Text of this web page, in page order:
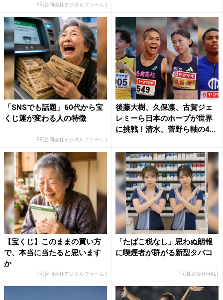
PR(合同会社デジタルファーム )
「SNSでも話題」60代から宝
くじ運が変わる人の特徴
PR(合同会社デジタルファーム )
後藤大樹、久保凛、古賀ジェ
レミーら日本のホープが世界
に挑戦！清水、菅野ら軸の4
【宝くじ】このままの買い方
で、本当に当たると思います
か
PR(合同会社デジタルファーム )
「たばこ税なし」思わぬ朗報
に喫煙者が群がる新型タバコ
PR(株式会社HAL)